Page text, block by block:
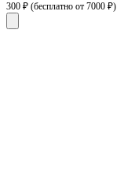
300 ₽ (бесплатно от 7000 ₽)